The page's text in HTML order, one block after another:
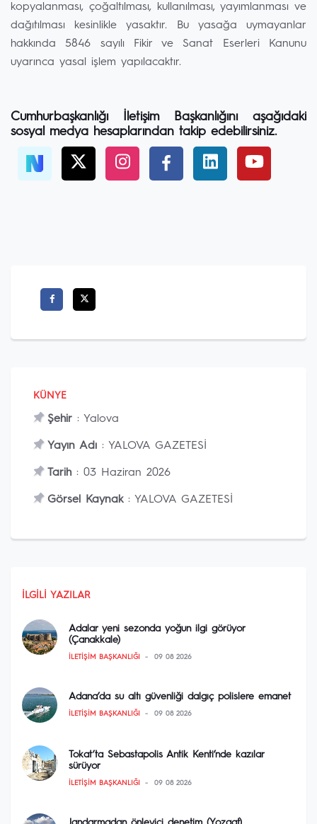
kopyalanması, çoğaltılması, kullanılması, yayımlanması ve
dağıtılması kesinlikle yasaktır. Bu yasağa uymayanlar
hakkında 5846 sayılı Fikir ve Sanat Eserleri Kanunu
uyarınca yasal işlem yapılacaktır.
Cumhurbaşkanlığı İletişim Başkanlığını aşağıdaki
sosyal medya hesaplarından takip edebilirsiniz.
KÜNYE
Şehir : Yalova
Yayın Adı : YALOVA GAZETESİ
Tarih : 03 Haziran 2026
Görsel Kaynak: YALOVA GAZETESİ
İLGILI YAZILAR
Adalar yeni sezonda yoğun ilgi görüyor
(Çanakkale)
İLETIŞIM BAŞKANLIĞI 09 08 2026
Adana’da su altı güvenliği dalgıç polislere emanet
İLETIŞIM BAŞKANLIĞI 09 08 2026
Tokat’ta Sebastapolis Antik Kenti’nde kazılar
sürüyor
İLETIŞIM BAŞKANLIĞI 09 08 2026